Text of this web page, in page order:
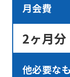
月会費
2ヶ月分
他必要な